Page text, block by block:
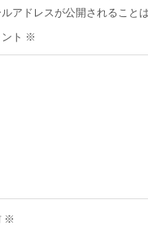
ルアドレスが公開されること
ト ※
※